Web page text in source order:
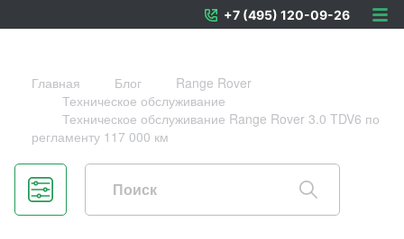
+7 (495) 120-09-26
Главная Блог
Range Rover
Техническое обслуживание
Техническое обслуживание Range Rover 3.0 TDV6 по
регламенту 117 000 км